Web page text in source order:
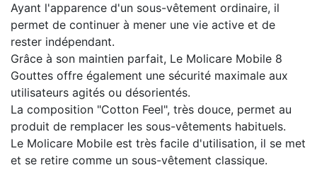
Ayant l'apparence d'un sous-vêtement ordinaire, il
permet de continuer à mener une vie active et de
rester indépendant.
Grâce à son maintien parfait, Le Molicare Mobile 8
Gouttes offre également une sécurité maximale aux
utilisateurs agités ou désorientés.
La composition "Cotton Feel", très douce, permet au
produit de remplacer les sous-vêtements habituels.
Le Molicare Mobile est très facile d'utilisation, il se met
et se retire comme un sous-vêtement classique.